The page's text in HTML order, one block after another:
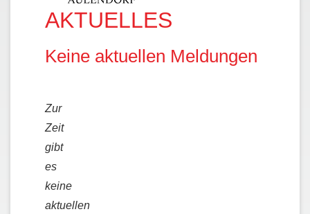
AKTUELLES
Keine aktuellen Meldungen
Zur
Zeit
gibt
es
keine
aktuellen